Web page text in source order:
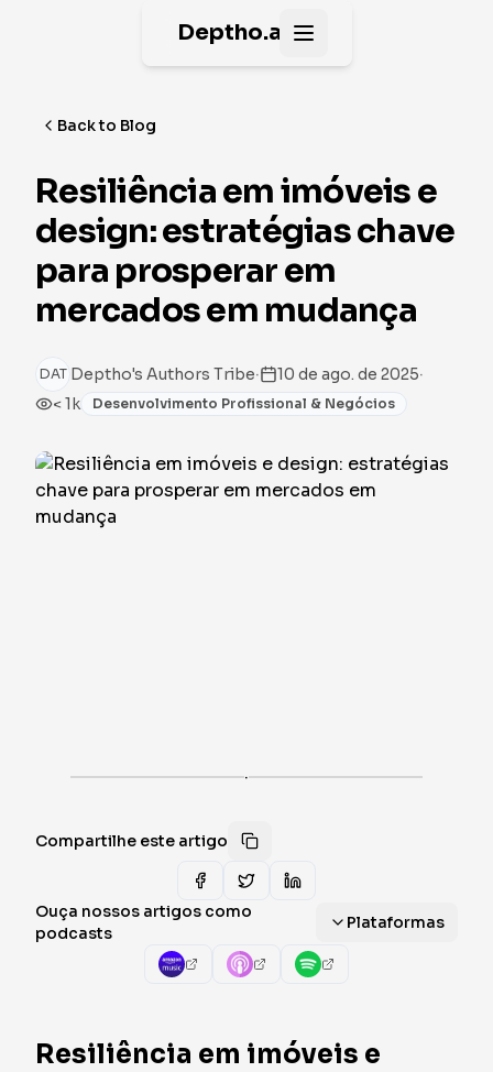
Deptho.ai Open main menu
Back to Blog
Resiliência em imóveis e
design: estratégias chave
para prosperar em
mercados em mudança
DAT Deptho's Authors Tribe· 10 de ago. de 2025·
< 1k Desenvolvimento Profissional & Negócios
·
Compartilhe este artigo
Ouça nossos artigos como
podcasts
Plataformas
Resiliência em imóveis e